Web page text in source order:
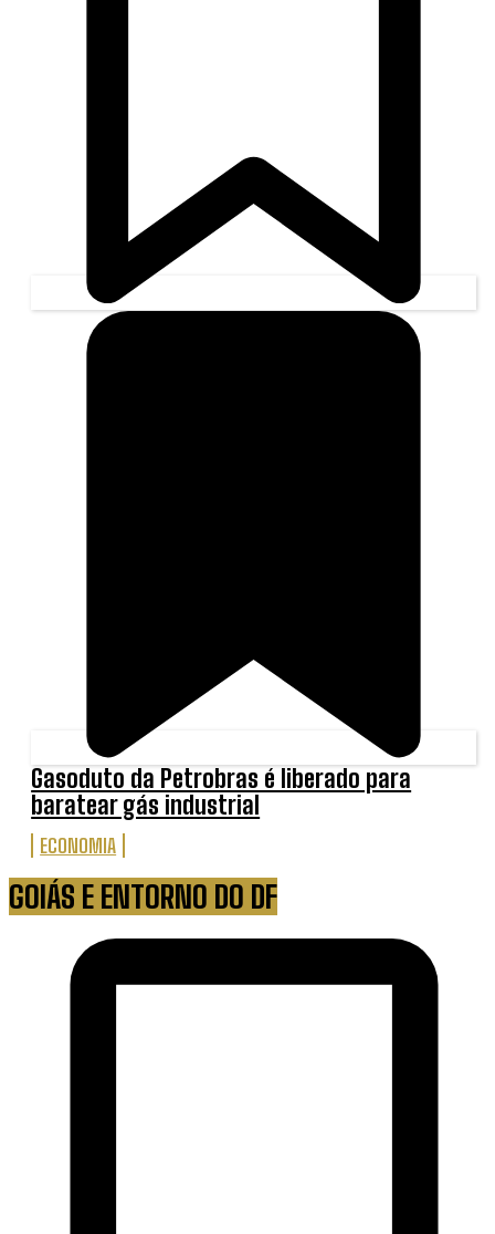
Gasoduto da Petrobras é liberado para
baratear gás industrial
ECONOMIA
GOIÁS E ENTORNO DO DF